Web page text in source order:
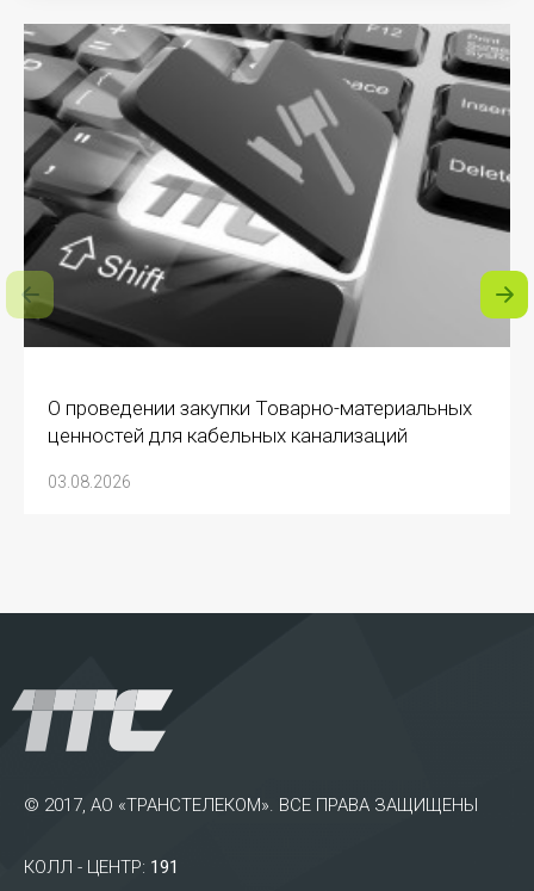
О проведении закупки Товарно-материальных
ценностей для кабельных канализаций
03.08.2026
© 2017, АО «ТРАНСТЕЛЕКОМ». ВСЕ ПРАВА ЗАЩИЩЕНЫ
КОЛЛ - ЦЕНТР: 191